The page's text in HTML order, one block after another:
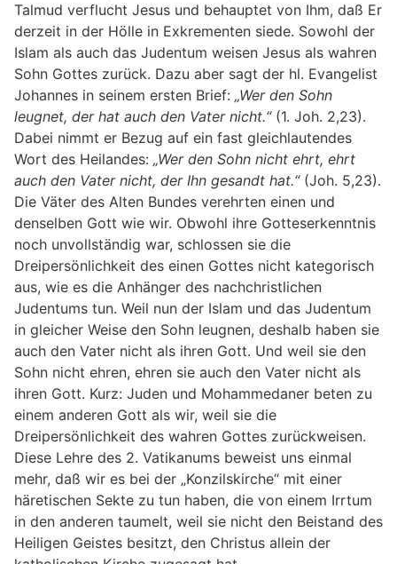
Talmud verflucht Jesus und behauptet von Ihm, daß Er
derzeit in der Hölle in Exkrementen siede. Sowohl der
Islam als auch das Judentum weisen Jesus als wahren
Sohn Gottes zurück. Dazu aber sagt der hl. Evangelist
Johannes in seinem ersten Brief: „Wer den Sohn
leugnet, der hat auch den Vater nicht.“(1. Joh. 2,23).
Dabei nimmt er Bezug auf ein fast gleichlautendes
Wort des Heilandes: „Wer den Sohn nicht ehrt, ehrt
auch den Vater nicht, der Ihn gesandt hat.“(Joh. 5,23).
Die Väter des Alten Bundes verehrten einen und
denselben Gott wie wir. Obwohl ihre Gotteserkenntnis
noch unvollständig war, schlossen sie die
Dreipersönlichkeit des einen Gottes nicht kategorisch
aus, wie es die Anhänger des nachchristlichen
Judentums tun. Weil nun der Islam und das Judentum
in gleicher Weise den Sohn leugnen, deshalb haben sie
auch den Vater nicht als ihren Gott. Und weil sie den
Sohn nicht ehren, ehren sie auch den Vater nicht als
ihren Gott. Kurz: Juden und Mohammedaner beten zu
einem anderen Gott als wir, weil sie die
Dreipersönlichkeit des wahren Gottes zurückweisen.
Diese Lehre des 2. Vatikanums beweist uns einmal
mehr, daß wir es bei der „Konzilskirche“ mit einer
häretischen Sekte zu tun haben, die von einem Irrtum
in den anderen taumelt, weil sie nicht den Beistand des
Heiligen Geistes besitzt, den Christus allein der